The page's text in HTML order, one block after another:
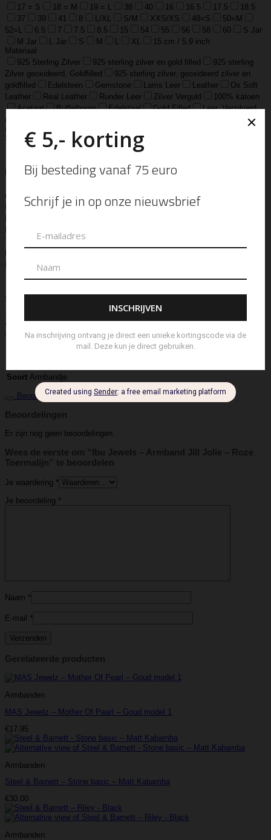
17 = S
18 = M 19 = L 38 40 16 16.5 17.5
18.5
37
39 41 8 L/XL S/M XXS/XS 48=S
50=M
52=L
6.5 7 7.5 8.5 15 54 55 56 58 60
S Jar
M Jar
L Jar S M L XL
15 cm / 5.9 inch
Materiaal
925 Sterling Zilver
925 sterling zilver en gold filled
925 sterling
Zilver geoxideerd, Goldfilled
925 sterling zilver, geoxideerd zilver en
goldfilled
Edelsteen Gemstone Lams Leer Leather
Ox Soft
Leather
Real Leather Runder Leer Zilver Verguld
100% katoen
Acetaat
Buffelhoorn Edelstaal Gold Filled
Leer, Verzilverd
(30 micron)
Zwaar verzilverd
(15 micron)
Soort
Accessoires
Armband Armbandje
Bowlingtas
Brillen Etui Broche Bumbag
de Parfum
Enkelbandje Enveloptas Etherische Olie
Fiber Sticks
Geurkaars Geurkaart Hand- & Bodylotion
Tasje
Mills Mini Bag
Riem
Stolp
Trigger Weekendtas
Zeep
Zomerhoed
Aanvullende informatie
Soort Armbandje
Beoordelingen (0)
Beoordelingen
Er zijn nog geen beoordelingen.
Wees de eerste om “Ibu Jewels – Armband Jill Jolie – Roze
Toermalijn” te beoordelen
Je waardering *
Je beoordeling *
Naam *
E-mail *
Gerelateerde producten
Armbanden
MAS Jewelz – Mother Of Pearl – Goud model 1
€17.95
Armbanden
Steel & Barnett – Stone basic – Matt Kabamba
€30.00
Armbanden